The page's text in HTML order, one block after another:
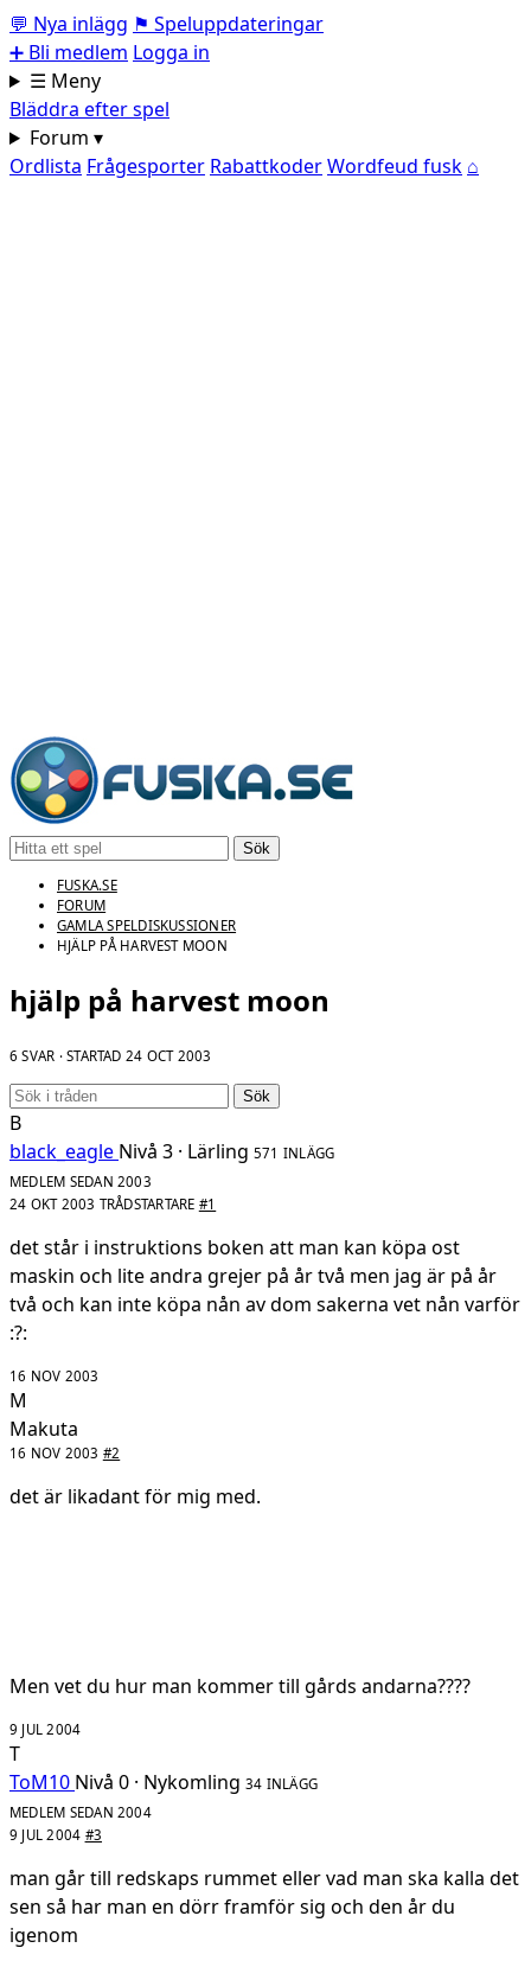
💬 Nya inlägg ⚑ Speluppdateringar
➕ Bli medlem Logga in
☰ Meny
Bläddra efter spel
Forum ▾
Ordlista Frågesporter RabattkoderWordfeud fusk ⌂
Sök
FUSKA.SE
FORUM
GAMLA SPELDISKUSSIONER
HJÄLP PÅ HARVEST MOON
hjälp på harvest moon
6 SVAR · STARTAD 24 OCT 2003
Sök
B
black_eagle Nivå 3 · Lärling 571 INLÄGG
MEDLEM SEDAN 2003
24 OKT 2003 TRÅDSTARTARE #1
det står i instruktions boken att man kan köpa ost
maskin och lite andra grejer på år två men jag är på år
två och kan inte köpa nån av dom sakerna vet nån varför
:?:
16 NOV 2003
M
Makuta
16 NOV 2003 #2
det är likadant för mig med.
Men vet du hur man kommer till gårds andarna????
9 JUL 2004
T
ToM10 Nivå 0 · Nykomling 34 INLÄGG
MEDLEM SEDAN 2004
9 JUL 2004 #3
man går till redskaps rummet eller vad man ska kalla det
sen så har man en dörr framför sig och den år du
igenom